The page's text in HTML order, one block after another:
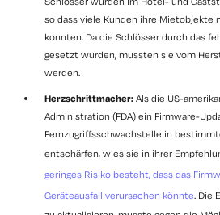
so dass viele Kunden ihre Mietobjekte
konnten. Da die Schlösser durch das
gesetzt wurden, mussten sie vom
werden.
Herzschrittmacher: Als die US-
Administration (FDA) ein Firmware-
Fernzugriffsschwachstelle in
entschärfen, wies sie in ihrer
geringes Risiko besteht, dass das
Geräteausfall verursachen könnte. Die